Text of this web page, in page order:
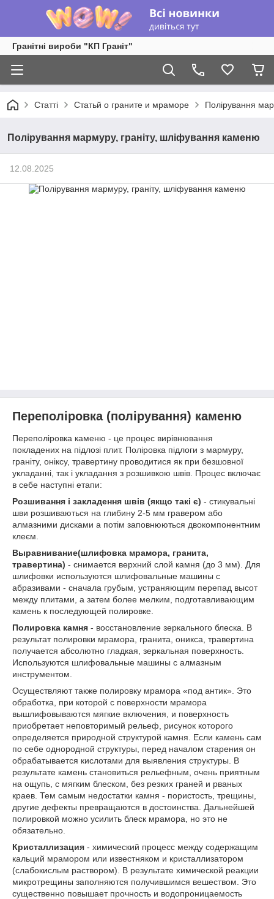
Гранітні вироби "КП Граніт"
Статті Статьй о граните и мраморе Полірування
Полірування мармуру, граніту, шліфування каменю
12.08.2025
Переполіровка (полірування) каменю
Переполіровка каменю - це процес вирівнювання
покладених на підлозі плит. Поліровка підлоги з мармуру,
граніту, оніксу, травертину проводитися як при безшовної
укладанні, так і укладання з розшивкою швів. Процес включає
в себе наступні етапи:
Розшивання і закладення швів (якщо такі є) - стикувальні
шви розшиваються на глибину 2-5 мм гравером або
алмазними дисками а потім заповнюються двокомпонентним
клеєм.
Выравнивание(шлифовка мрамора, гранита,
травертина) - снимается верхний слой камня (до 3 мм). Для
шлифовки используются шлифовальные машины с
абразивами - сначала грубым, устраняющим перепад высот
между плитами, а затем более мелким, подготавливающим
камень к последующей полировке.
Полировка камня - восстановление зеркального блеска. В
результат полировки мрамора, гранита, оникса, травертина
получается абсолютно гладкая, зеркальная поверхность.
Используются шлифовальные машины с алмазным
инструментом.
Осуществляют также полировку мрамора «под антик». Это
обработка, при которой с поверхности мрамора
вышлифовываются мягкие включения, и поверхность
приобретает неповторимый рельеф, рисунок которого
определяется природной структурой камня. Если камень сам
по себе однородной структуры, перед началом старения он
обрабатывается кислотами для выявления структуры. В
результате камень становиться рельефным, очень приятным
на ощупь, с мягким блеском, без резких граней и рваных
краев. Тем самым недостатки камня - пористость, трещины,
другие дефекты превращаются в достоинства. Дальнейшей
полировкой можно усилить блеск мрамора, но это не
обязательно.
Кристаллизация - химический процесс между содержащим
кальций мрамором или известняком и кристаллизатором
(слабокислым раствором). В результате химической реакции
микротрещины заполняются получившимся вешеством. Это
существенно повышает прочность и водопроницаемость